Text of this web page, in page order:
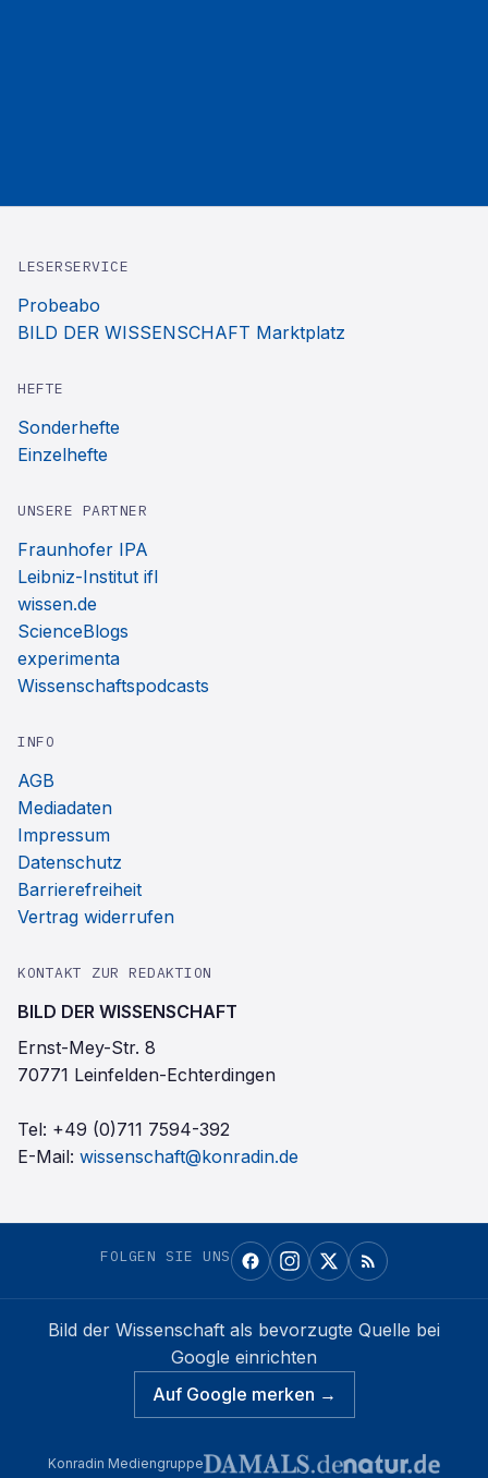
LESERSERVICE
Probeabo
BILD DER WISSENSCHAFT Marktplatz
HEFTE
Sonderhefte
Einzelhefte
UNSERE PARTNER
Fraunhofer IPA
Leibniz-Institut ifl
wissen.de
ScienceBlogs
experimenta
Wissenschaftspodcasts
INFO
AGB
Mediadaten
Impressum
Datenschutz
Barrierefreiheit
Vertrag widerrufen
KONTAKT ZUR REDAKTION
BILD DER WISSENSCHAFT
Ernst-Mey-Str. 8
70771 Leinfelden-Echterdingen
Tel: +49 (0)711 7594-392
E-Mail: wissenschaft@konradin.de
FOLGEN SIE UNS
Bild der Wissenschaft als bevorzugte Quelle bei
Google einrichten
Auf Google merken →
Konradin Mediengruppe